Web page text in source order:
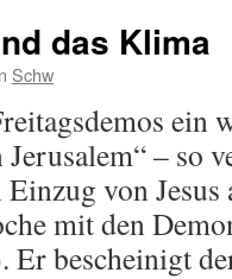
das Klima
Schw
ein
– so
von
mit den
Er bescheinigt